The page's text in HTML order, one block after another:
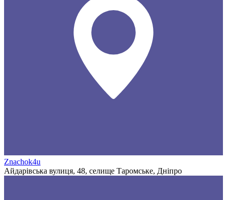
Znachok4u
Айдарівська вулиця, 48, селище Таромське, Дніпро